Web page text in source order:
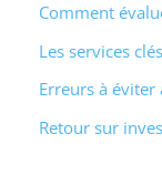
Comment
Les services
Erreurs à éviter
Retour sur